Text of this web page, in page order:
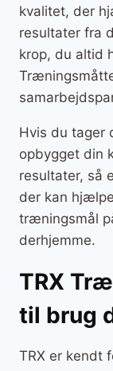
kvalitet, der
resultater fra
krop, du altid
Hvis du tager
opbygget din
resultater, så
der kan
træningsmål
derhjemme.
TRX
til brug
TRX er kendt